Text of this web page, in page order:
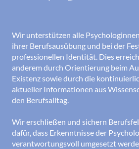
Wir unterstützen alle
ihrer Berufsausübung und bei der
professionellen Identität. Dies
anderem durch Orientierung beim
Existenz sowie durch die
aktueller Informationen aus
den Berufsalltag.
Wir erschließen und sichern
dafür, dass Erkenntnisse der
verantwortungsvoll umgesetzt